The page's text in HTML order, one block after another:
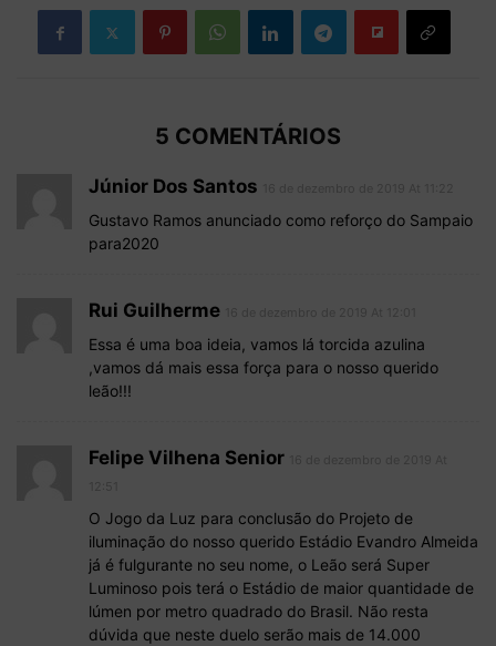
5 COMENTÁRIOS
Júnior Dos Santos
Gustavo Ramos anunciado como reforço do Sampaio
para2020
Rui Guilherme
Essa é uma boa ideia, vamos lá torcida azulina
,vamos dá mais essa força para o nosso querido
leão!!!
Felipe Vilhena Senior
O Jogo da Luz para conclusão do Projeto de
iluminação do nosso querido Estádio Evandro Almeida
já é fulgurante no seu nome, o Leão será Super
Luminoso pois terá o Estádio de maior quantidade de
lúmen por metro quadrado do Brasil. Não resta
dúvida que neste duelo serão mais de 14.000